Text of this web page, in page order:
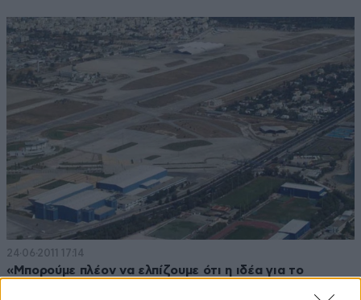
24·06·2011 17:14
«Μπορούμε πλέον να ελπίζουμε ότι η ιδέα για το